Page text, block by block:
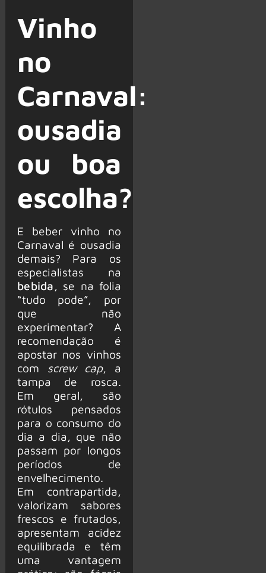
Vinho
no
Carnaval:
ousadia
ou boa
escolha?
E beber vinho no
Carnaval é ousadia
demais? Para os
especialistas na
bebida, se na folia
“tudo pode”, por
que não
experimentar? A
recomendação é
apostar nos vinhos
com screw cap, a
tampa de rosca.
Em geral, são
rótulos pensados
para o consumo do
dia a dia, que não
passam por longos
períodos de
envelhecimento.
Em contrapartida,
valorizam sabores
frescos e frutados,
apresentam acidez
equilibrada e têm
uma vantagem